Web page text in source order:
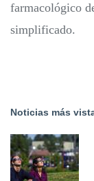
farmacológico
simplificado.
Noticias más